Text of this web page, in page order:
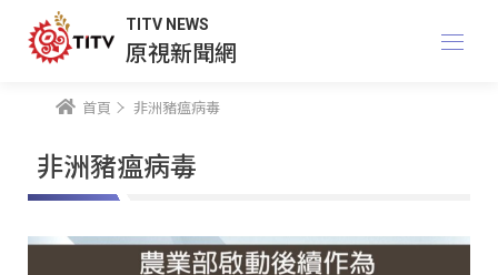
TITV NEWS
原視新聞網
首頁 非洲豬瘟病毒
非洲豬瘟病毒